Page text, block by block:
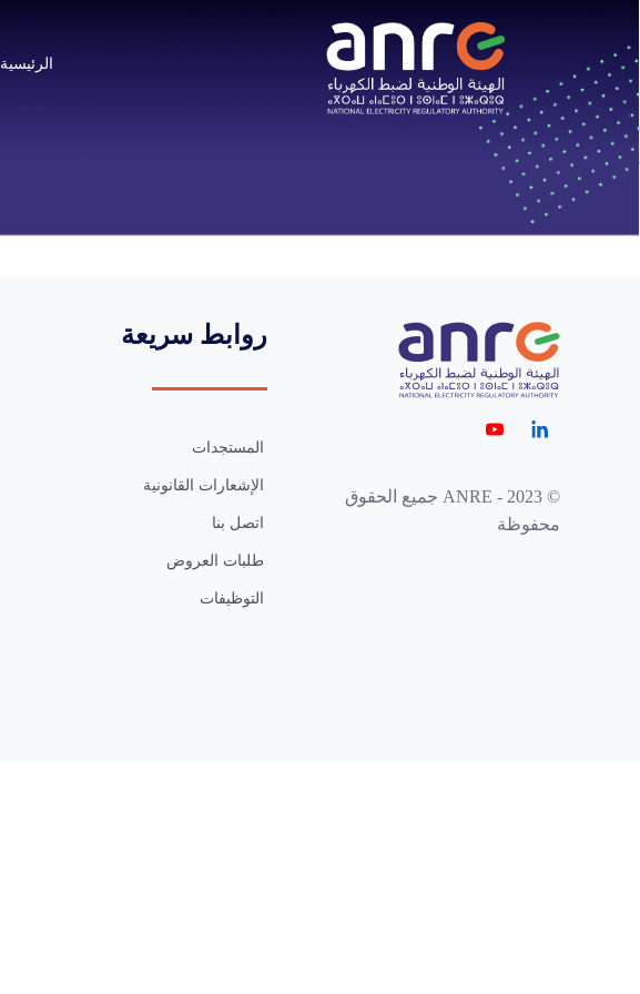
الرئيسية
© 2023 - ANRE جميع الحقوق
محفوظة
روابط سريعة
المستجدات
الإشعارات القانونية
اتصل بنا
طلبات العروض
التوظيفات